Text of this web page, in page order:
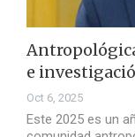
e
Oct 6, 2025
Este 2025 es un